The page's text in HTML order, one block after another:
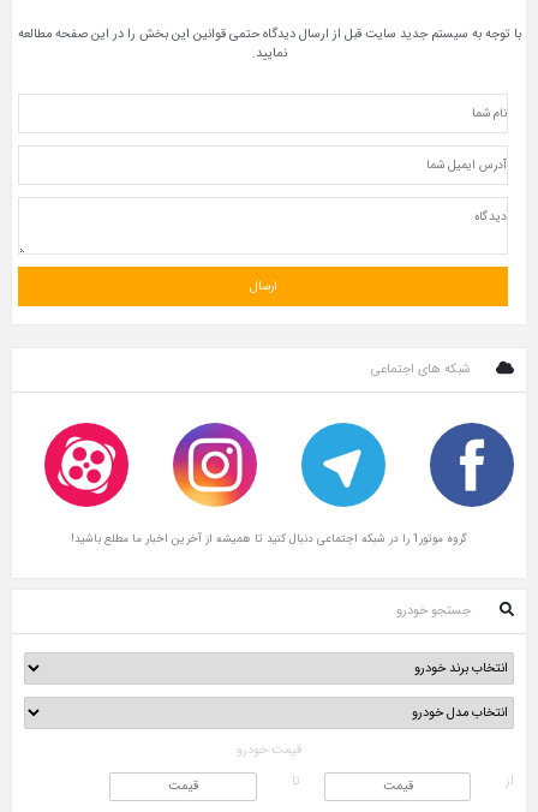
با توجه به سیستم جدید سایت قبل از ارسال دیدگاه حتمی قوانین این بخش را در این صفحه مطالعه
نمایید.
شبکه های اجتماعی
گروه موتور1 را در شبکه اجتماعی دنبال کنید تا همیشه از آخرین اخبار ما مطلع باشید!
جستجو خودرو
قیمت خودرو
از
تا